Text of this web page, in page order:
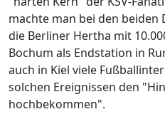
machte man bei den beiden
die Berliner Hertha mit
Bochum als Endstation in
auch in Kiel viele
solchen Ereignissen den
hochbekommen".